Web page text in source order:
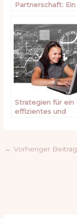
Partnerschaft: Ein
Strategien für ein
effizientes und
← Vorheriger Beitrag